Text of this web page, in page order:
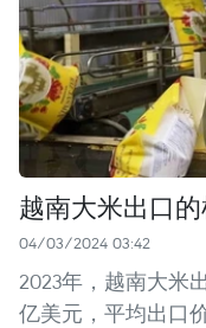
越南大米出口
04/03/2024 03:42
2023年，越南大米
亿美元，平均出口